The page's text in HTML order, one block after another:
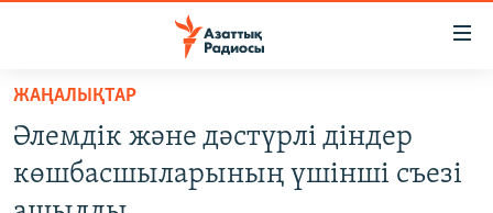
Skip
main
content
САЯСАТ
ЖАҢАЛЫҚТАР
Әлемдік және дәстүрлі діндер
көшбасшыларының үшінші съезі